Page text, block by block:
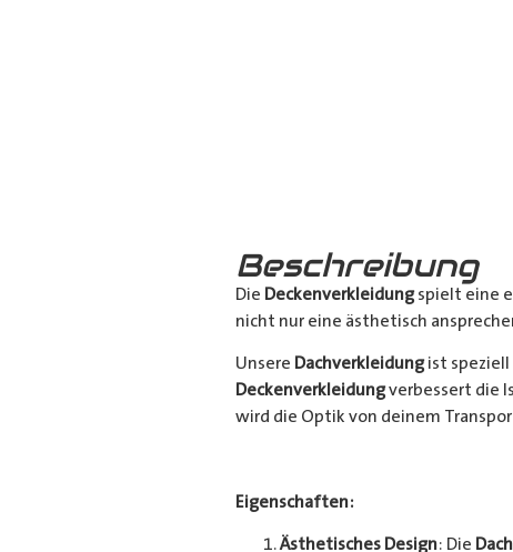
Beschreibung
Die Deckenverkleidungspielt eine
nicht nur eine ästhetisch
Unsere Dachverkleidungist speziell
Deckenverkleidungverbessert die
wird die Optik von deinem
Eigenschaften:
Ästhetisches Design: Die